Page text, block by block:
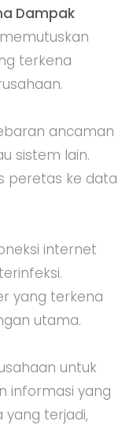
Dampak
terkena
ancaman
sistem lain.
peretas ke data
internet
yang terkena
utama.
untuk
informasi yang
yang terjadi,